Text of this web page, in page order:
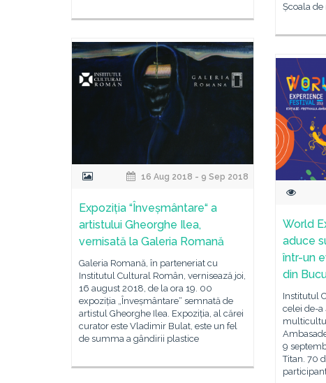
Școala de
16 Aug 2018 - 9 Sep 2018
Expoziția “Înveșmântare“ a
artistului Gheorghe Ilea,
vernisată la Galeria Romană
Galeria Romană, în parteneriat cu
Institutul Cultural Român, vernisează joi,
16 august 2018, de la ora 19. 00
expoziția „Înveșmântare“ semnată de
artistul Gheorghe Ilea. Expoziția, al cărei
curator este Vladimir Bulat, este un fel
de summa a gândirii plastice
World
aduce
într-un
din
Institutul
celei de-a
9
Titan. 70